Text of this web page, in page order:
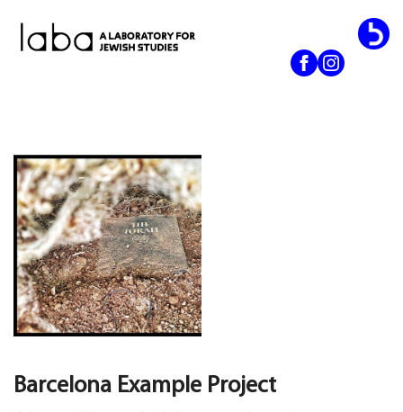
Barcelona Example Project